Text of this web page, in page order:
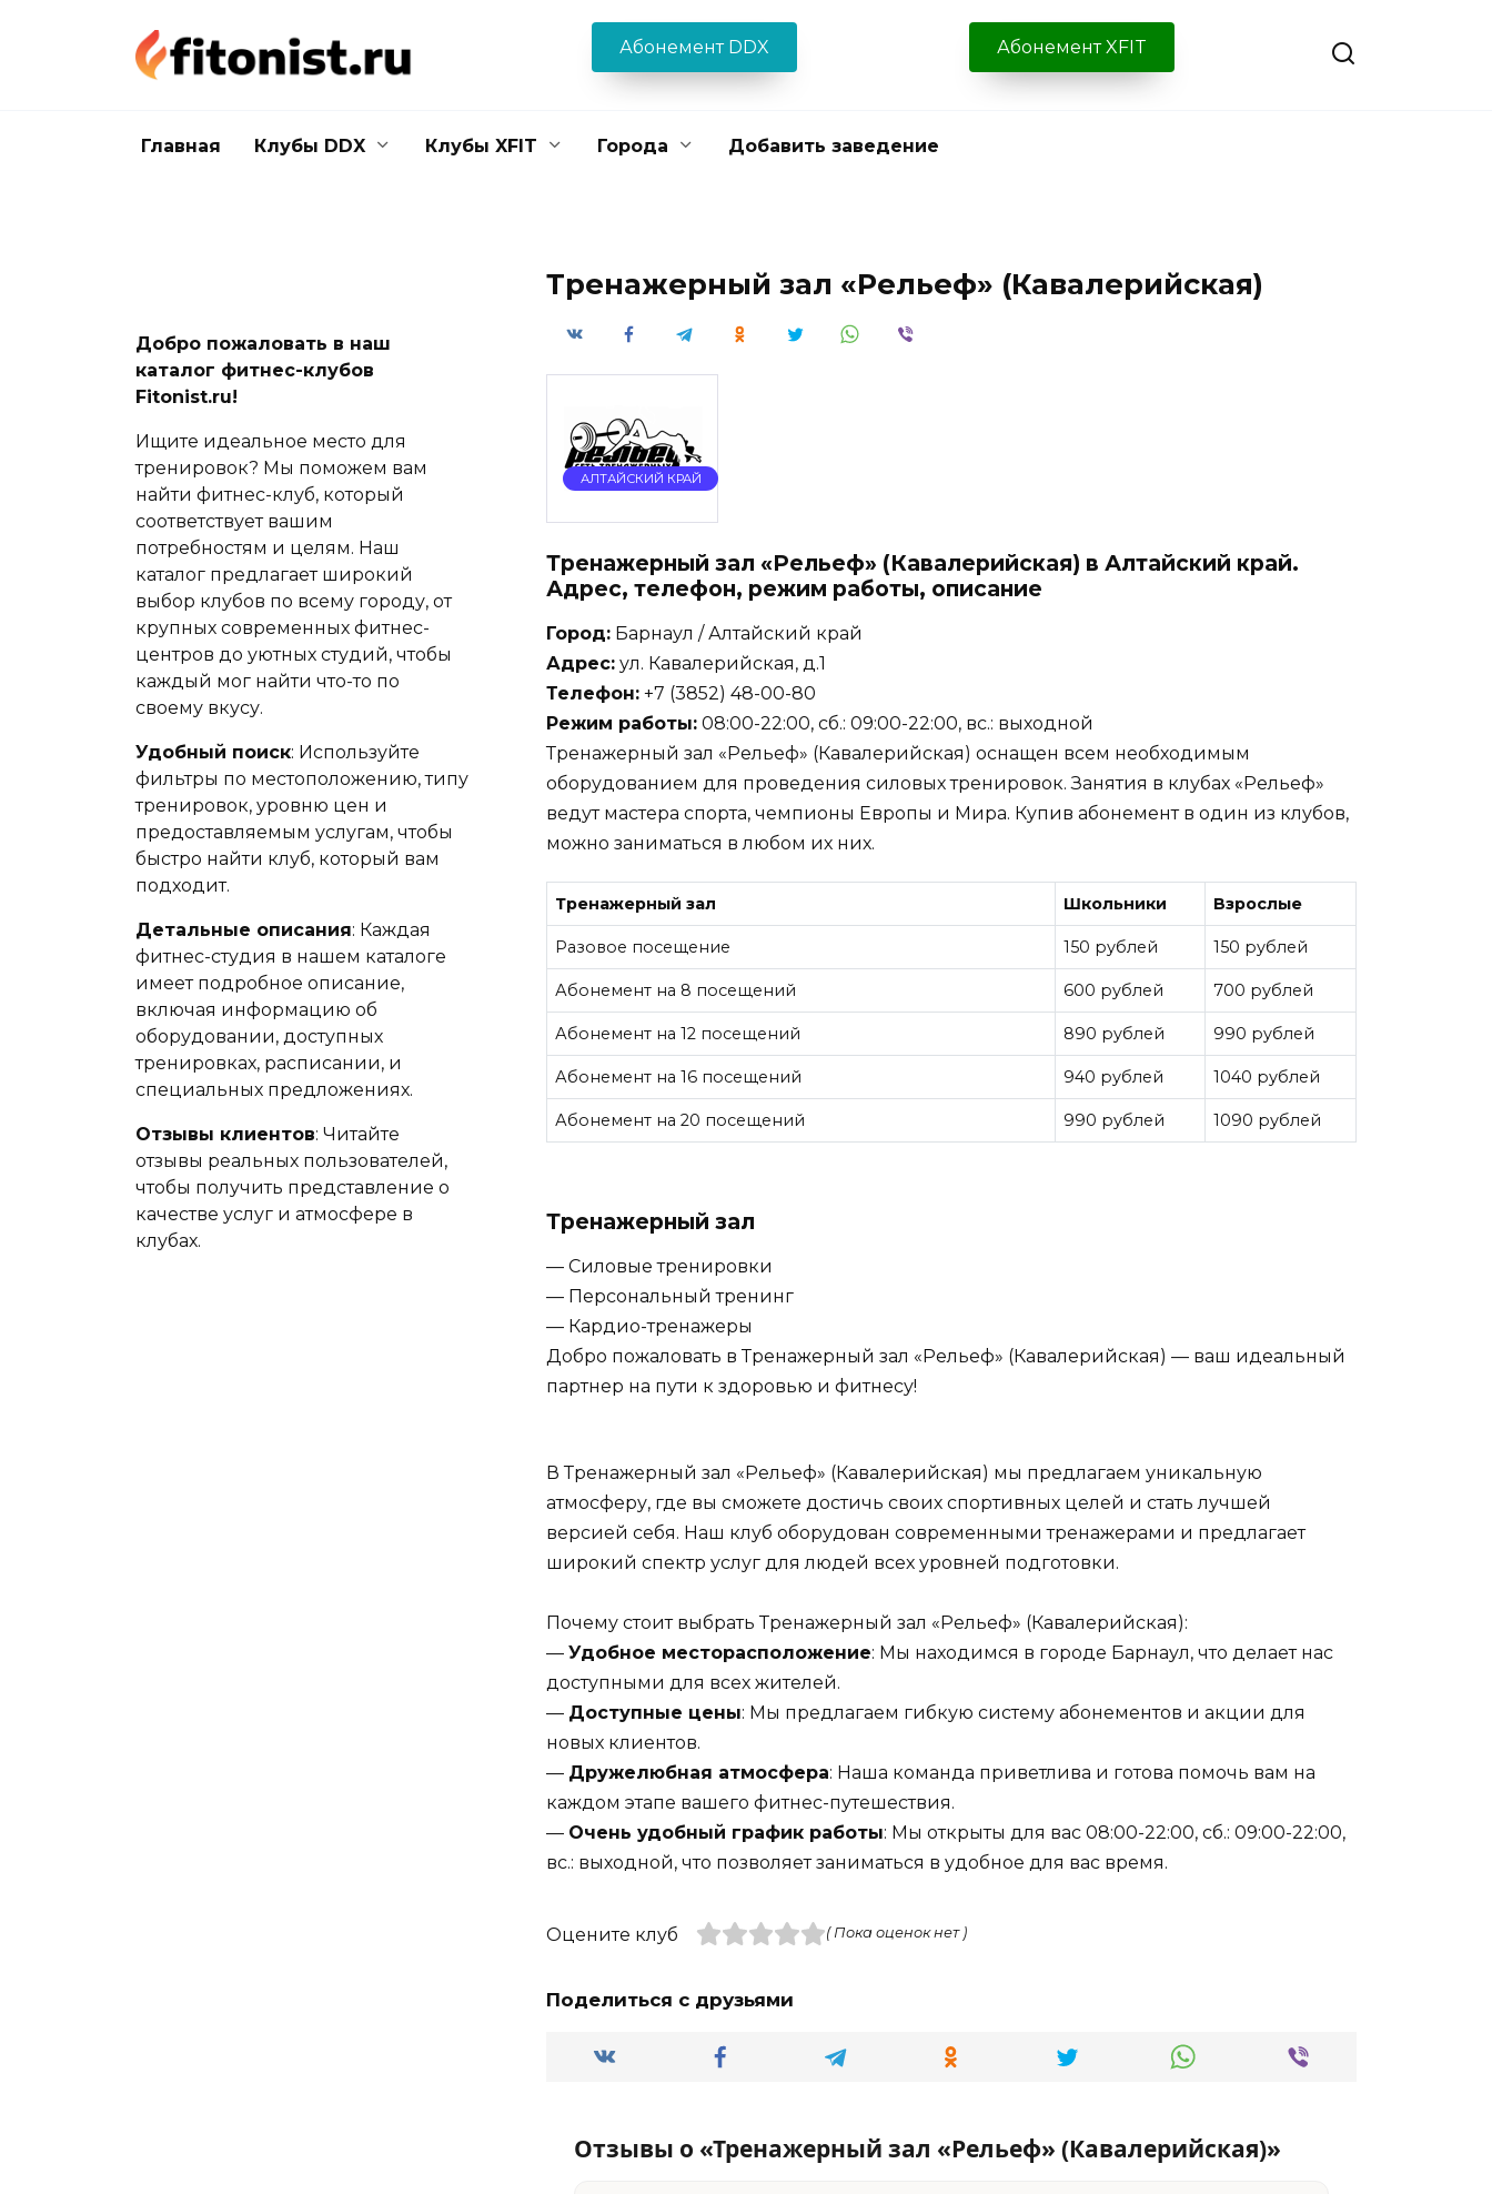
Абонемент DDX Абонемент XFIT
Главная Клубы DDX Клубы XFIT Города Добавить заведение
Тренажерный зал «Рельеф» (Кавалерийская)
АЛТАЙСКИЙ КРАЙ
Тренажерный зал «Рельеф» (Кавалерийская) в Алтайский край.
Адрес, телефон, режим работы, описание
Город: Барнаул / Алтайский край
Адрес: ул. Кавалерийская, д.1
Телефон: +7 (3852) 48-00-80
Режим работы: 08:00-22:00, сб.: 09:00-22:00, вс.: выходной
Тренажерный зал «Рельеф» (Кавалерийская) оснащен всем необходимым
оборудованием для проведения силовых тренировок. Занятия в клубах «Рельеф»
ведут мастера спорта, чемпионы Европы и Мира. Купив абонемент в один из клубов,
можно заниматься в любом их них.
Тренажерный зал Школьники Взрослые
Разовое посещение 150 рублей 150 рублей
Абонемент на 8 посещений 600 рублей 700 рублей
Абонемент на 12 посещений 890 рублей 990 рублей
Абонемент на 16 посещений 940 рублей 1040 рублей
Абонемент на 20 посещений 990 рублей 1090 рублей
Тренажерный зал
— Силовые тренировки
— Персональный тренинг
— Кардио-тренажеры
Добро пожаловать в Тренажерный зал «Рельеф» (Кавалерийская) — ваш идеальный
партнер на пути к здоровью и фитнесу!
В Тренажерный зал «Рельеф» (Кавалерийская) мы предлагаем уникальную
атмосферу, где вы сможете достичь своих спортивных целей и стать лучшей
версией себя. Наш клуб оборудован современными тренажерами и предлагает
широкий спектр услуг для людей всех уровней подготовки.
Почему стоит выбрать Тренажерный зал «Рельеф» (Кавалерийская):
— Удобное месторасположение: Мы находимся в городе Барнаул, что делает нас
доступными для всех жителей.
— Доступные цены: Мы предлагаем гибкую систему абонементов и акции для
новых клиентов.
— Дружелюбная атмосфера: Наша команда приветлива и готова помочь вам на
каждом этапе вашего фитнес-путешествия.
— Очень удобный график работы: Мы открыты для вас 08:00-22:00, сб.: 09:00-22:00,
вс.: выходной, что позволяет заниматься в удобное для вас время.
Оцените клуб ( Пока оценок нет )
Поделиться с друзьями
Отзывы о «Тренажерный зал «Рельеф» (Кавалерийская)»
Добро пожаловать в наш
каталог фитнес-клубов
Fitonist.ru!
Ищите идеальное место для
тренировок? Мы поможем вам
найти фитнес-клуб, который
соответствует вашим
потребностям и целям. Наш
каталог предлагает широкий
выбор клубов по всему городу, от
крупных современных фитнес-
центров до уютных студий, чтобы
каждый мог найти что-то по
своему вкусу.
Удобный поиск: Используйте
фильтры по местоположению, типу
тренировок, уровню цен и
предоставляемым услугам, чтобы
быстро найти клуб, который вам
подходит.
Детальные описания: Каждая
фитнес-студия в нашем каталоге
имеет подробное описание,
включая информацию об
оборудовании, доступных
тренировках, расписании, и
специальных предложениях.
Отзывы клиентов: Читайте
отзывы реальных пользователей,
чтобы получить представление о
качестве услуг и атмосфере в
клубах.